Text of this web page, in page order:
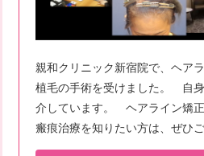
親和クリニック新宿院で、ヘア
植毛の手術を受けました。 自
介しています。 ヘアライン矯正
瘢痕治療を知りたい方は、ぜひご